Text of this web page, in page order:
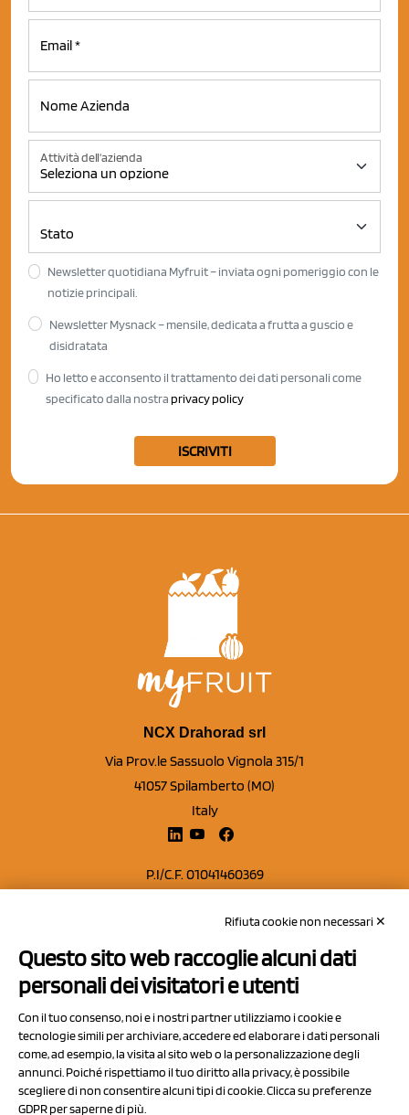
Attività dell'azienda
Newsletter quotidiana Myfruit – inviata ogni pomeriggio con le
notizie principali.
Newsletter Mysnack – mensile, dedicata a frutta a guscio e
disidratata
Ho letto e acconsento il trattamento dei dati personali come
specificato dalla nostra privacy policy
ISCRIVITI
NCX Drahorad srl
Via Prov.le Sassuolo Vignola 315/1
41057 Spilamberto (MO)
Italy
P.I/C.F. 01041460369
Capitale sociale Euro 50.000,00 i.v.
Contatti
Privacy Policy
Cookie Policy
Chi Siamo
Rifiuta cookie non necessari ✕
Questo sito web raccoglie alcuni dati
personali dei visitatori e utenti
Con il tuo consenso, noi e i nostri partner utilizziamo i cookie e
tecnologie simili per archiviare, accedere ed elaborare i dati personali
come, ad esempio, la visita al sito web o la personalizzazione degli
annunci. Poiché rispettiamo il tuo diritto alla privacy, è possibile
scegliere di non consentire alcuni tipi di cookie. Clicca su preferenze
GDPR per saperne di più.